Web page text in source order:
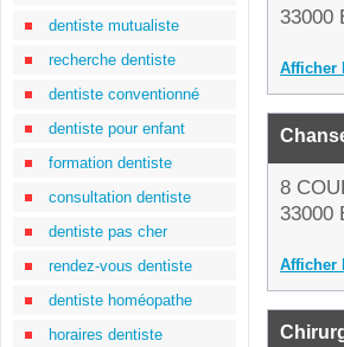
dentiste mutualiste
recherche dentiste
dentiste conventionné
dentiste pour enfant
formation dentiste
consultation dentiste
dentiste pas cher
rendez-vous dentiste
dentiste homéopathe
horaires dentiste
33000
Afficher
8
33000
Afficher